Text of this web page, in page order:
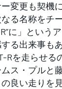
変更も契機
る名称をチ
に」とい
る出来事も
Rを走らせる
ス・プルと
良い走りを